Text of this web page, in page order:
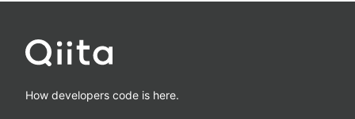
How developers code is here.